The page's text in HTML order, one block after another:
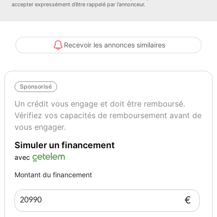
accepter expressément d’être rappelé par l’annonceur.
Recevoir les annonces similaires
Sponsorisé
Un crédit vous engage et doit être remboursé.
Vérifiez vos capacités de remboursement avant de
vous engager.
Simuler un financement
avec
Montant du financement
€